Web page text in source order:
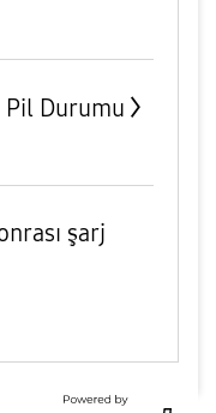
Pil Durumu
şarj